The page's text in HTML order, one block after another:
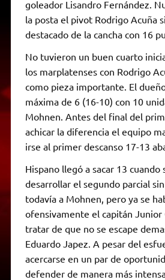
goleador Lisandro Fernández.
la posta el pivot Rodrigo Acuña
destacado de la cancha con 16
No tuvieron un buen cuarto
los marplatenses con Rodrigo
como pieza importante. El
máxima de 6 (16-10) con 10
Mohnen. Antes del final del
achicar la diferencia el equipo
irse al primer descanso 17-13
Hispano llegó a sacar 13 cuando
desarrollar el segundo parcial
todavía a Mohnen, pero ya se
ofensivamente el capitán Junior
tratar de que no se escape
Eduardo Japez. A pesar del
acercarse en un par de
defender de manera más